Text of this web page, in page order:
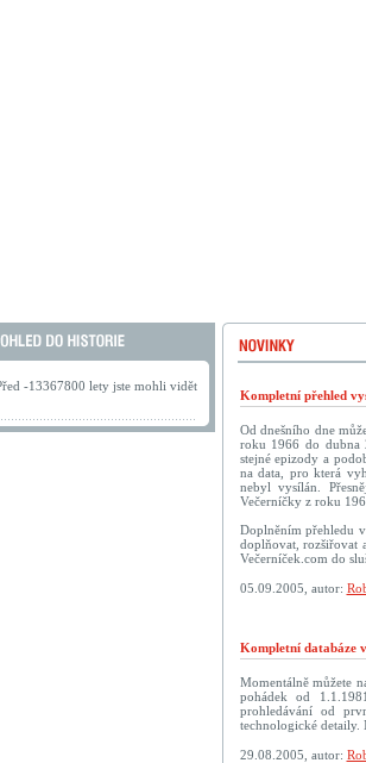
-13367800 lety jste mohli vidět
Kompletní přehled
Od dnešního dne
roku 1966 do dubna
stejné epizody a
na data, pro která
nebyl vysílán.
Večerníčky z roku
Doplněním přehledu
doplňovat, rozšiřovat
Večerníček.com do
05.09.2005, autor:
Kompletní databáze
Momentálně můžete
pohádek od
prohledávání od
technologické detaily.
29.08.2005, autor: